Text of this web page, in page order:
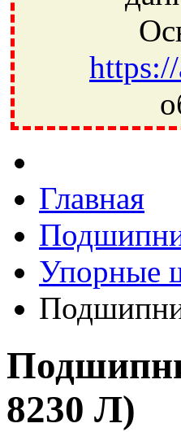
Ивантеевка, подшипники,
Главная
Упорные
8230 Л)